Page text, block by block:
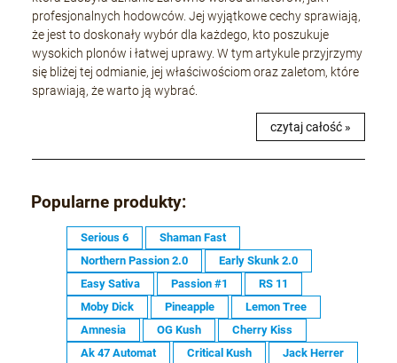
profesjonalnych hodowców. Jej wyjątkowe cechy sprawiają,
że jest to doskonały wybór dla każdego, kto poszukuje
wysokich plonów i łatwej uprawy. W tym artykule przyjrzymy
się bliżej tej odmianie, jej właściwościom oraz zaletom, które
sprawiają, że warto ją wybrać.
czytaj całość »
Popularne produkty:
Serious 6
Shaman Fast
Northern Passion 2.0
Early Skunk 2.0
Easy Sativa
Passion #1
RS 11
Moby Dick
Pineapple
Lemon Tree
Amnesia
OG Kush
Cherry Kiss
Ak 47 Automat
Critical Kush
Jack Herrer